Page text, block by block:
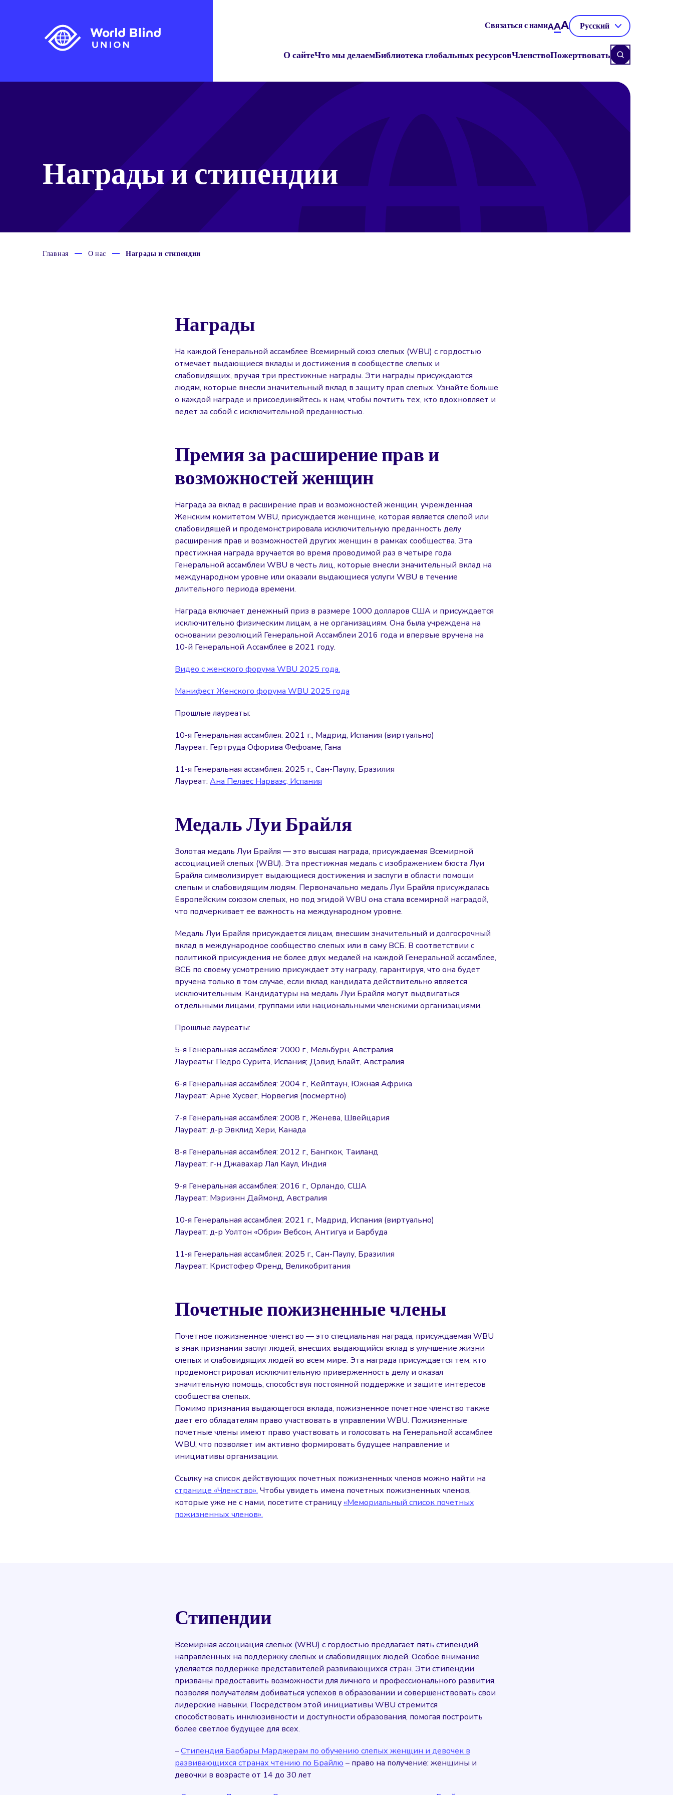
Связаться с намиAAA Русский
О сайтеЧто мы делаемБиблиотека глобальных ресурсовЧленствоПожертвовать
Награды и стипендии
Главная О нас Награды и стипендии
Награды
На каждой Генеральной ассамблее Всемирный союз слепых (WBU) с гордостью
отмечает выдающиеся вклады и достижения в сообществе слепых и
слабовидящих, вручая три престижные награды. Эти награды присуждаются
людям, которые внесли значительный вклад в защиту прав слепых. Узнайте больше
о каждой награде и присоединяйтесь к нам, чтобы почтить тех, кто вдохновляет и
ведет за собой с исключительной преданностью.
Премия за расширение прав и
возможностей женщин
Награда за вклад в расширение прав и возможностей женщин, учрежденная
Женским комитетом WBU, присуждается женщине, которая является слепой или
слабовидящей и продемонстрировала исключительную преданность делу
расширения прав и возможностей других женщин в рамках сообщества. Эта
престижная награда вручается во время проводимой раз в четыре года
Генеральной ассамблеи WBU в честь лиц, которые внесли значительный вклад на
международном уровне или оказали выдающиеся услуги WBU в течение
длительного периода времени.
Награда включает денежный приз в размере 1000 долларов США и присуждается
исключительно физическим лицам, а не организациям. Она была учреждена на
основании резолюций Генеральной Ассамблеи 2016 года и впервые вручена на
10-й Генеральной Ассамблее в 2021 году.
Видео с женского форума WBU 2025 года.
Манифест Женского форума WBU 2025 года
Прошлые лауреаты:
10-я Генеральная ассамблея: 2021 г., Мадрид, Испания (виртуально)
Лауреат: Гертруда Офорива Фефоаме, Гана
11-я Генеральная ассамблея: 2025 г., Сан-Паулу, Бразилия
Лауреат: Ана Пелаес Нарваэс, Испания
Медаль Луи Брайля
Золотая медаль Луи Брайля — это высшая награда, присуждаемая Всемирной
ассоциацией слепых (WBU). Эта престижная медаль с изображением бюста Луи
Брайля символизирует выдающиеся достижения и заслуги в области помощи
слепым и слабовидящим людям. Первоначально медаль Луи Брайля присуждалась
Европейским союзом слепых, но под эгидой WBU она стала всемирной наградой,
что подчеркивает ее важность на международном уровне.
Медаль Луи Брайля присуждается лицам, внесшим значительный и долгосрочный
вклад в международное сообщество слепых или в саму ВСБ. В соответствии с
политикой присуждения не более двух медалей на каждой Генеральной ассамблее,
ВСБ по своему усмотрению присуждает эту награду, гарантируя, что она будет
вручена только в том случае, если вклад кандидата действительно является
исключительным. Кандидатуры на медаль Луи Брайля могут выдвигаться
отдельными лицами, группами или национальными членскими организациями.
Прошлые лауреаты:
5-я Генеральная ассамблея: 2000 г., Мельбурн, Австралия
Лауреаты: Педро Сурита, Испания; Дэвид Блайт, Австралия
6-я Генеральная ассамблея: 2004 г., Кейптаун, Южная Африка
Лауреат: Арне Хусвег, Норвегия (посмертно)
7-я Генеральная ассамблея: 2008 г., Женева, Швейцария
Лауреат: д-р Эвклид Хери, Канада
8-я Генеральная ассамблея: 2012 г., Бангкок, Таиланд
Лауреат: г-н Джавахар Лал Каул, Индия
9-я Генеральная ассамблея: 2016 г., Орландо, США
Лауреат: Мэриэнн Даймонд, Австралия
10-я Генеральная ассамблея: 2021 г., Мадрид, Испания (виртуально)
Лауреат: д-р Уолтон «Обри» Вебсон, Антигуа и Барбуда
11-я Генеральная ассамблея: 2025 г., Сан-Паулу, Бразилия
Лауреат: Кристофер Френд, Великобритания
Почетные пожизненные члены
Почетное пожизненное членство — это специальная награда, присуждаемая WBU
в знак признания заслуг людей, внесших выдающийся вклад в улучшение жизни
слепых и слабовидящих людей во всем мире. Эта награда присуждается тем, кто
продемонстрировал исключительную приверженность делу и оказал
значительную помощь, способствуя постоянной поддержке и защите интересов
сообщества слепых.
Помимо признания выдающегося вклада, пожизненное почетное членство также
дает его обладателям право участвовать в управлении WBU. Пожизненные
почетные члены имеют право участвовать и голосовать на Генеральной ассамблее
WBU, что позволяет им активно формировать будущее направление и
инициативы организации.
Ссылку на список действующих почетных пожизненных членов можно найти на
странице «Членство». Чтобы увидеть имена почетных пожизненных членов,
которые уже не с нами, посетите страницу «Мемориальный список почетных
пожизненных членов».
Стипендии
Всемирная ассоциация слепых (WBU) с гордостью предлагает пять стипендий,
направленных на поддержку слепых и слабовидящих людей. Особое внимание
уделяется поддержке представителей развивающихся стран. Эти стипендии
призваны предоставить возможности для личного и профессионального развития,
позволяя получателям добиваться успехов в образовании и совершенствовать свои
лидерские навыки. Посредством этой инициативы WBU стремится
способствовать инклюзивности и доступности образования, помогая построить
более светлое будущее для всех.
–Стипендия Барбары Марджерам по обучению слепых женщин и девочек в
развивающихся странах чтению по Брайлю – право на получение: женщины и
девочки в возрасте от 14 до 30 лет